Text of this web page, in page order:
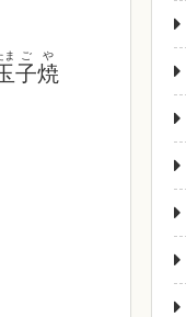
ま
子
ご
焼
や